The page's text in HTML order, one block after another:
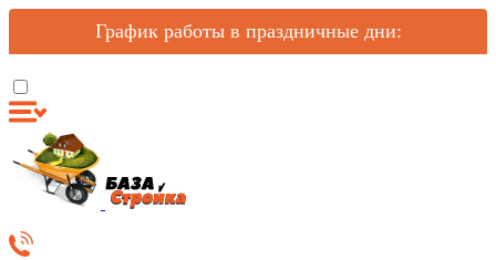
График работы в праздничные дни: